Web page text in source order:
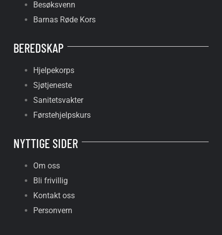
Besøksvenn
Barnas Røde Kors
BEREDSKAP
Hjelpekorps
Sjøtjeneste
Sanitetsvakter
Førstehjelpskurs
NYTTIGE SIDER
Om oss
Bli frivillig
Kontakt oss
Personvern